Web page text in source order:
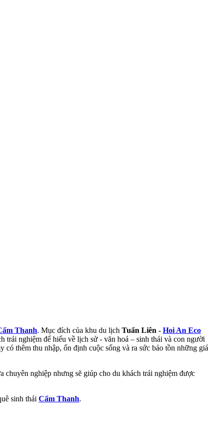
Thanh. Mục đích của khu du lịch Tuấn Liên - Hoi An Eco
trải nghiệm để hiểu về lịch sử - văn hoá – sinh thái và con người
có thêm thu nhập, ổn định cuộc sống và ra sức bảo tồn những giá
chuyên nghiệp nhưng sẽ giúp cho du khách trải nghiệm được
sinh thái Cẩm Thanh.